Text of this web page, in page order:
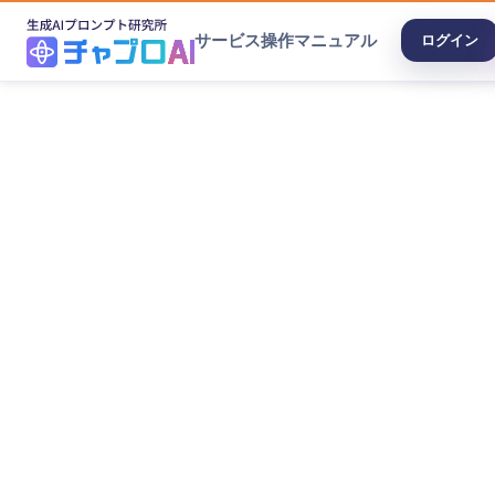
サービス操作マニュアル ログイン